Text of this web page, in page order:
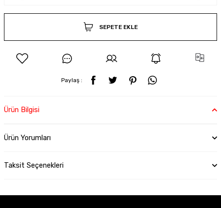
SEPETE EKLE
Paylaş :
Ürün Bilgisi
Ürün Yorumları
Taksit Seçenekleri